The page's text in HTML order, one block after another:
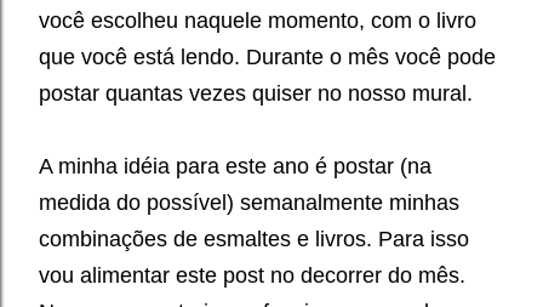
você escolheu naquele momento, com o livro
que você está lendo. Durante o mês você pode
postar quantas vezes quiser no nosso mural.
A minha idéia para este ano é postar (na
medida do possível) semanalmente minhas
combinações de esmaltes e livros. Para isso
vou alimentar este post no decorrer do mês.